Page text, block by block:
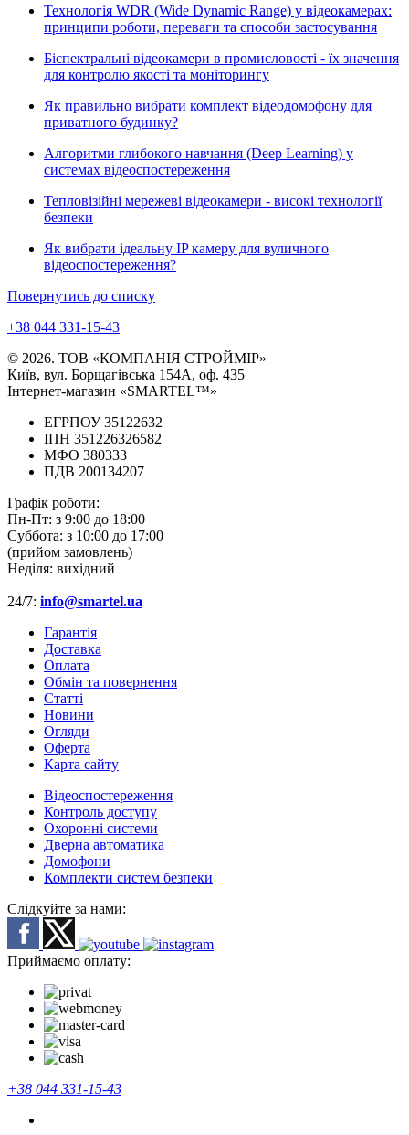
Технологія WDR (Wide Dynamic Range) у відеокамерах:
принципи роботи, переваги та способи застосування
Біспектральні відеокамери в промисловості - їх значення
для контролю якості та моніторингу
Як правильно вибрати комплект відеодомофону для
приватного будинку?
Алгоритми глибокого навчання (Deep Learning) у
системах відеоспостереження
Тепловізійні мережеві відеокамери - високі технології
безпеки
Як вибрати ідеальну IP камеру для вуличного
відеоспостереження?
Повернутись до списку
+38 044 331-15-43
© 2026. ТОВ «КОМПАНІЯ СТРОЙМІР»
Київ, вул. Борщагівська 154А, оф. 435
Інтернет-магазин «SMARTEL™»
ЕГРПОУ 35122632
ІПН 351226326582
МФО 380333
ПДВ 200134207
Графік роботи:
Пн-Пт: з 9:00 до 18:00
Суббота: з 10:00 до 17:00
(прийом замовлень)
Неділя: вихідний
24/7: info@smartel.ua
Гарантія
Доставка
Оплата
Обмін та повернення
Cтатті
Новини
Огляди
Оферта
Карта сайту
Відеоспостереження
Контроль доступу
Охоронні системи
Дверна автоматика
Домофони
Комплекти систем безпеки
Слідкуйте за нами:
Приймаємо оплату:
+38 044 331-15-43